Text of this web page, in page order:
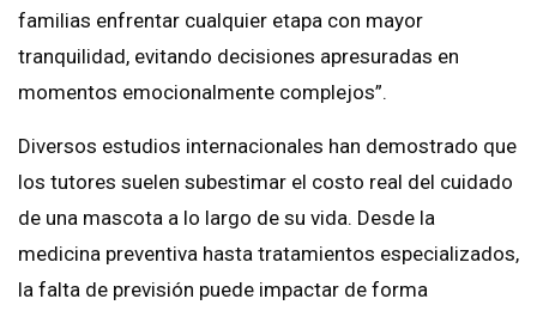
familias enfrentar cualquier etapa con mayor
tranquilidad, evitando decisiones apresuradas en
momentos emocionalmente complejos”.
Diversos estudios internacionales han demostrado que
los tutores suelen subestimar el costo real del cuidado
de una mascota a lo largo de su vida. Desde la
medicina preventiva hasta tratamientos especializados,
la falta de previsión puede impactar de forma